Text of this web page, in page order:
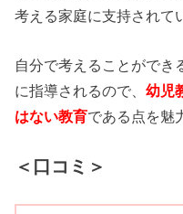
考える家庭に支持されて
自分で考えることができ
に指導されるので、幼児
はない教育である点を魅
＜口コミ＞